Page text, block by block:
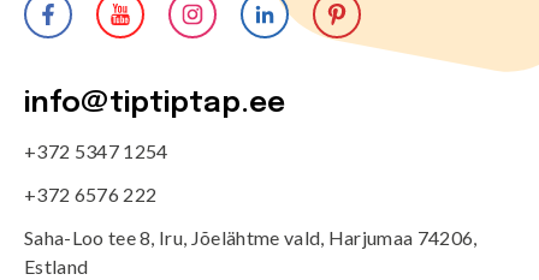
info@tiptiptap.ee
+372 5347 1254
+372 6576 222
Saha-Loo tee 8, Iru, Jõelähtme vald, Harjumaa 74206,
Estland